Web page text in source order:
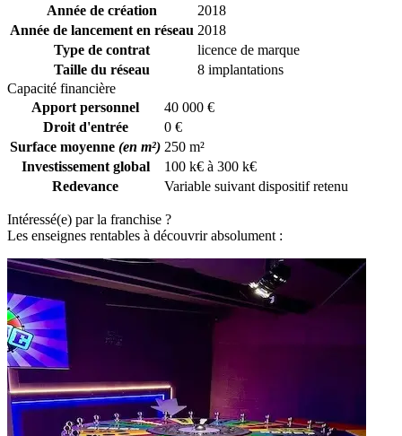
Année de création
2018
Année de lancement en réseau 2018
Type de contrat
licence de marque
Taille du réseau
8 implantations
Capacité financière
Apport personnel
40 000 €
Droit d'entrée
0 €
Surface moyenne (en m²) 250 m²
Investissement global
100 k€ à 300 k€
Redevance
Variable suivant dispositif retenu
Intéressé(e) par la franchise ?
Les enseignes rentables à découvrir absolument :